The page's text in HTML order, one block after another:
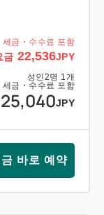
세금・수수료 포함
금 22,536JPY
성인2명 1 개
세금・수수료 포함
25,040JPY
금 바로 예약